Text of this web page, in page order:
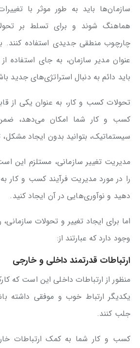
سازمان‌ها باید به طور موثر با
هماهنگ شوند و برای تسلط بر
چارچوب منطقی جدیدی استفاده کنند.
عنوان مدیر سازمان، به جای استفاده از
باید دائم به دنبال استراتژی‌های جدید
تحولات کسب و کار، به عنوان یکی از
کسب و کار شما امکان می‌دهد،
سیستماتیک، بتوانید بدون ایجاد مشکل،
مدیریت تغییر سازمانی، مستلزم این
را در مورد مدیریت فرآیند کسب و کار
دهید و نوآوری‌هایی در آن ایجاد کنید.
اما برای ایجاد تغییر و تحولات
وجود دارد که عبارتند از:
ارتباطات قدرتمند داخلی و خارجی
منظور از ارتباطات داخلی این است که
یکدیگر ارتباط خوب و موفقی داشته
جلب کنند.
کسب و کار شما به کمک ارتباطات